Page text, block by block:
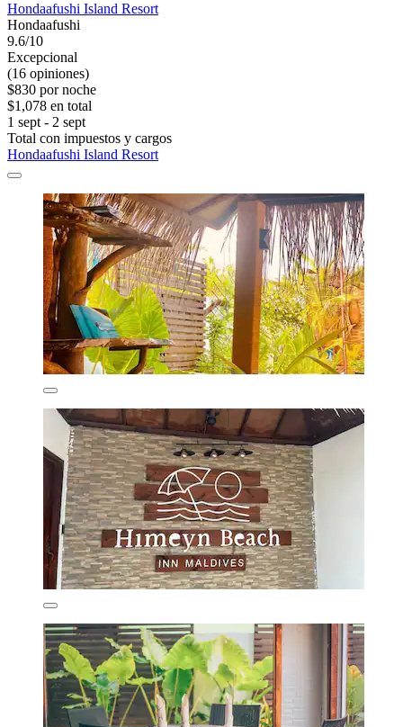
Hondaafushi Island Resort
Hondaafushi
9.6/10
Excepcional
(16 opiniones)
$830 por noche
$1,078 en total
1 sept - 2 sept
Total con impuestos y cargos
Hondaafushi Island Resort